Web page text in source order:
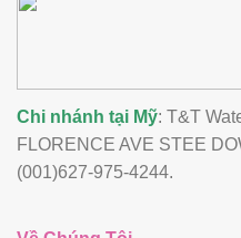
Chi nhánh tại Mỹ: T&T
FLORENCE AVE STEE
(001)627-975-4244.